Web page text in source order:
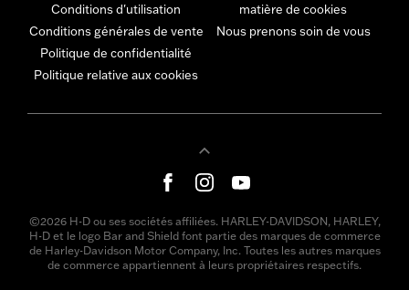
Conditions d'utilisation
Conditions générales de vente
Politique de confidentialité
Politique relative aux cookies
matière de cookies
Nous prenons soin de vous
©2026 H-D ou ses sociétés affiliées. HARLEY-DAVIDSON, HARLEY,
H-D et le logo Bar and Shield font partie des marques de commerce
de Harley-Davidson Motor Company, Inc. Toutes les autres marques
de commerce appartiennent à leurs propriétaires respectifs.